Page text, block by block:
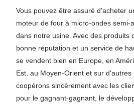
Vous pouvez être assuré d'acheter
moteur de four à micro-ondes semi-
dans notre usine. Avec des produits
bonne réputation et un service de
se vendent bien en Europe, en
Est, au Moyen-Orient et sur d'autres
coopérons sincèrement avec les
pour le gagnant-gagnant, le